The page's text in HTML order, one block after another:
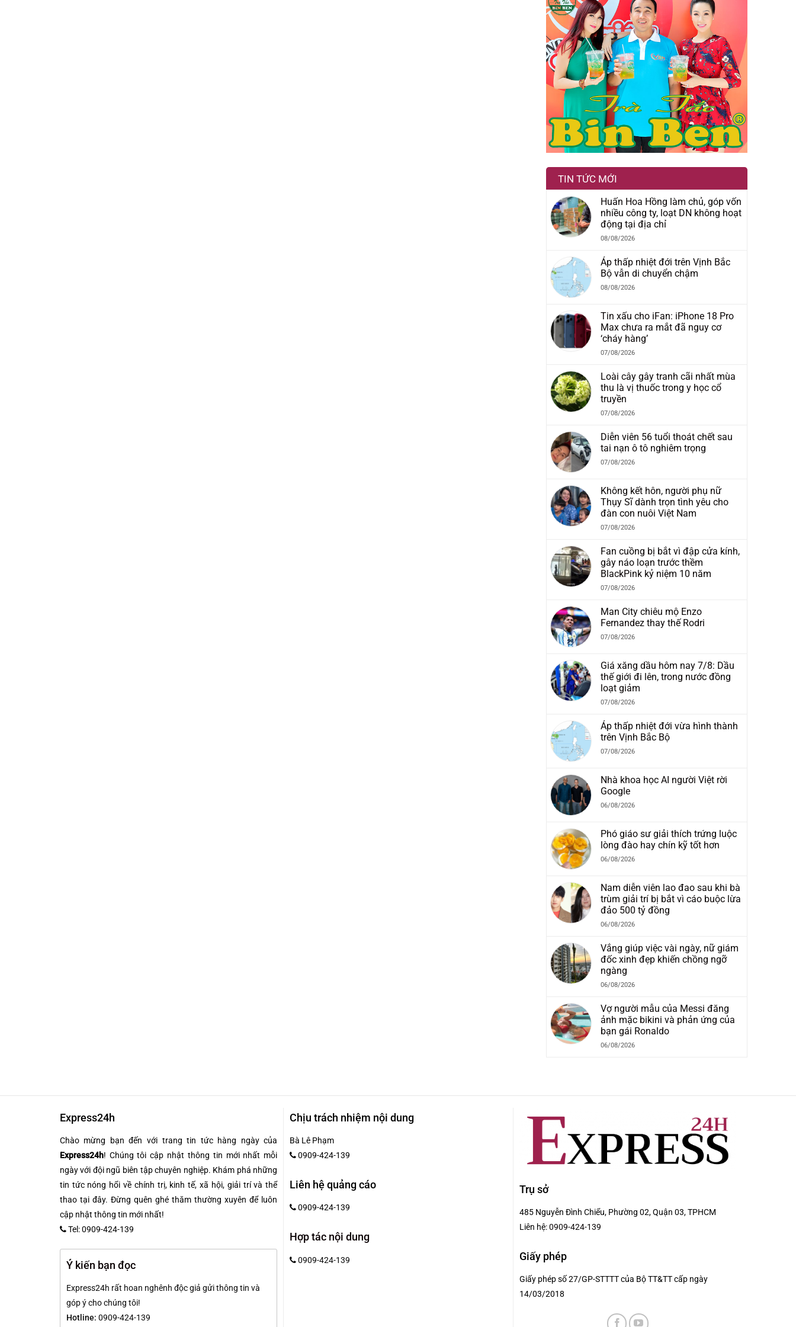
TIN TỨC MỚI
Huấn Hoa Hồng làm chủ, góp vốn
nhiều công ty, loạt DN không hoạt
động tại địa chỉ
08/08/2026
Áp thấp nhiệt đới trên Vịnh Bắc
Bộ vẫn di chuyển chậm
08/08/2026
Tin xấu cho iFan: iPhone 18 Pro
Max chưa ra mắt đã nguy cơ
‘cháy hàng’
07/08/2026
Loài cây gây tranh cãi nhất mùa
thu là vị thuốc trong y học cổ
truyền
07/08/2026
Diễn viên 56 tuổi thoát chết sau
tai nạn ô tô nghiêm trọng
07/08/2026
Không kết hôn, người phụ nữ
Thụy Sĩ dành trọn tình yêu cho
đàn con nuôi Việt Nam
07/08/2026
Fan cuồng bị bắt vì đập cửa kính,
gây náo loạn trước thềm
BlackPink kỷ niệm 10 năm
07/08/2026
Man City chiêu mộ Enzo
Fernandez thay thế Rodri
07/08/2026
Giá xăng dầu hôm nay 7/8: Dầu
thế giới đi lên, trong nước đồng
loạt giảm
07/08/2026
Áp thấp nhiệt đới vừa hình thành
trên Vịnh Bắc Bộ
07/08/2026
Nhà khoa học AI người Việt rời
Google
06/08/2026
Phó giáo sư giải thích trứng luộc
lòng đào hay chín kỹ tốt hơn
06/08/2026
Nam diễn viên lao đao sau khi bà
trùm giải trí bị bắt vì cáo buộc lừa
đảo 500 tỷ đồng
06/08/2026
Vắng giúp việc vài ngày, nữ giám
đốc xinh đẹp khiến chồng ngỡ
ngàng
06/08/2026
Vợ người mẫu của Messi đăng
ảnh mặc bikini và phản ứng của
bạn gái Ronaldo
06/08/2026
Express24h
Chào mừng bạn đến với trang tin tức hàng ngày của
Express24h! Chúng tôi cập nhật thông tin mới nhất mỗi
ngày với đội ngũ biên tập chuyên nghiệp. Khám phá những
tin tức nóng hổi về chính trị, kinh tế, xã hội, giải trí và thể
thao tại đây. Đừng quên ghé thăm thường xuyên để luôn
cập nhật thông tin mới nhất!
Tel: 0909-424-139
Ý kiến bạn đọc
Express24h rất hoan nghênh độc giả gửi thông tin và
góp ý cho chúng tôi!
Hotline: 0909-424-139
Chịu trách nhiệm nội dung
Bà Lê Phạm
0909-424-139
Liên hệ quảng cáo
0909-424-139
Hợp tác nội dung
0909-424-139
Trụ sở
485 Nguyễn Đình Chiểu, Phường 02, Quận 03, TPHCM
Liên hệ:0909-424-139
Giấy phép
Giấy phép số 27/GP-STTTT của Bộ TT&TT cấp ngày
14/03/2018